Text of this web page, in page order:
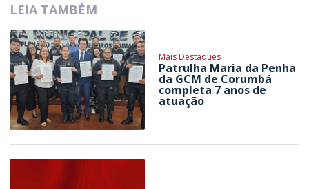
LEIA TAMBÉM
Mais Destaques
Patrulha Maria da Penha
da GCM de Corumbá
completa 7 anos de
atuação